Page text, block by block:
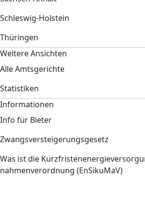
Schleswig-Holstein
Thüringen
Weitere Ansichten
Alle Amtsgerichte
Statistiken
Informationen
Info für Bieter
Zwangsversteigerungsgesetz
Was ist die
nahmenverordnung (EnSikuMaV)